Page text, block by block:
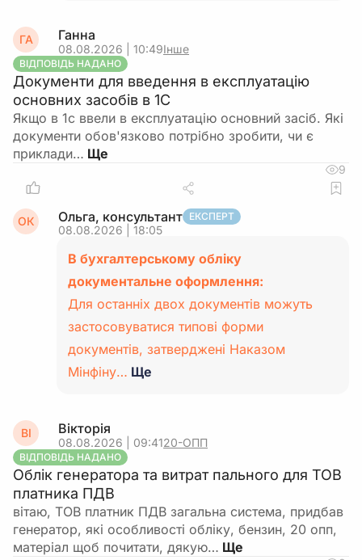
ГА Ганна
08.08.2026 | 10:49Інше
ВІДПОВІДЬ НАДАНО
Документи для введення в експлуатацію
основних засобів в 1С
Якщо в 1с ввели в експлуатацію основний засіб. Які
документи обов'язково потрібно зробити, чи є
приклади…
9
ОК Ольга, консультант ЕКСПЕРТ
08.08.2026 | 18:05
В бухгалтерському обліку
документальне оформлення:
Для останніх двох документів можуть
застосовуватися типові форми
документів, затверджені Наказом
Мінфіну… Ще
ВІ Вікторія
08.08.2026 | 09:4120-ОПП
ВІДПОВІДЬ НАДАНО
Облік генератора та витрат пального для ТОВ
платника ПДВ
вітаю, ТОВ платник ПДВ загальна система, придбав
генератор, які особливості обліку, бензин, 20 опп,
матеріал щоб почитати, дякую…